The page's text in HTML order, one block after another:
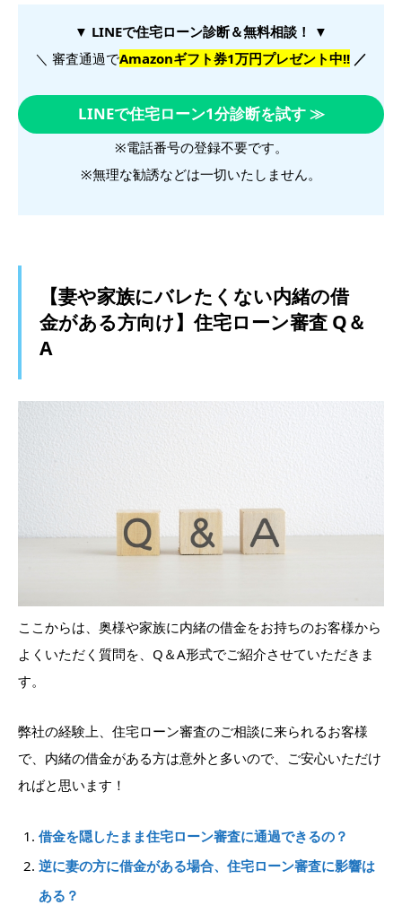
▼ LINEで住宅ローン診断＆無料相談！ ▼
＼ 審査通過でAmazonギフト券1万円プレゼント中!! ／
LINEで住宅ローン1分診断を試す ≫
※電話番号の登録不要です。
※無理な勧誘などは一切いたしません。
【妻や家族にバレたくない内緒の借
金がある方向け】住宅ローン審査 Q＆
A
ここからは、奥様や家族に内緒の借金をお持ちのお客様から
よくいただく質問を、Q＆A形式でご紹介させていただきま
す。
弊社の経験上、住宅ローン審査のご相談に来られるお客様
で、内緒の借金がある方は意外と多いので、ご安心いただけ
ればと思います！
借金を隠したまま住宅ローン審査に通過できるの？
逆に妻の方に借金がある場合、住宅ローン審査に影響は
ある？